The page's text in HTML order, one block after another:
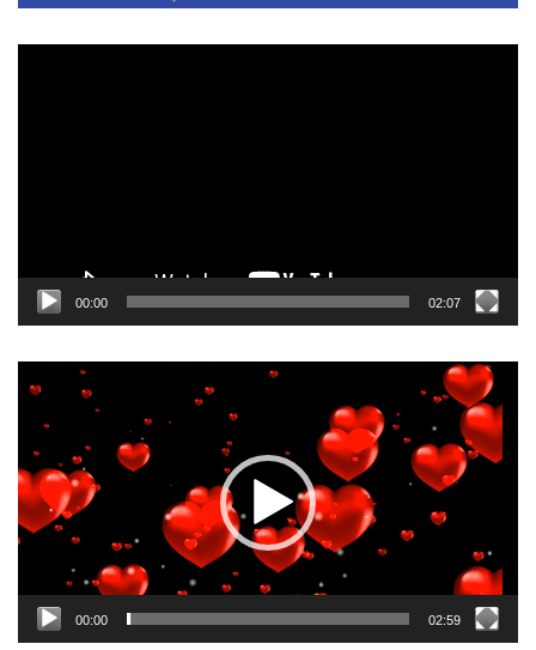
00:00 02:07
Odtwarzacz
00:00 02:59